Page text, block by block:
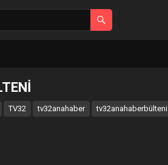
TV32 tv32anahaber tv32anahaberbülteni